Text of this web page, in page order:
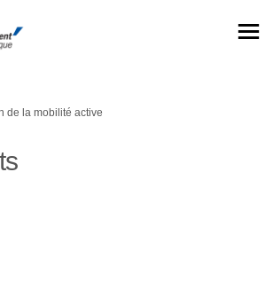
de la mobilité active